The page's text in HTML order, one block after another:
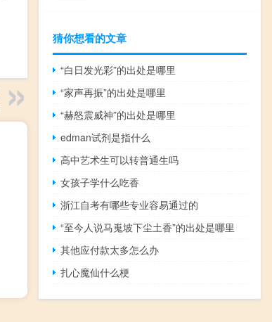
猜你想看的文章
“白日发光彩”的出处是哪里
“家声再振”的出处是哪里
“赫怒震威神”的出处是哪里
edman试剂是指什么
高中艺术生可以转普通生吗
女孩子学什么吃香
浙江自考有哪些专业容易通过的
“至今人说马嵬坡下尘土香”的出处是哪里
其他应付款太多怎么办
扎心魔仙什么梗